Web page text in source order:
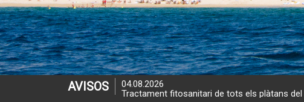
AVISOS
28.07.2026
L'autobús C17 no circula durant el mes d'agost